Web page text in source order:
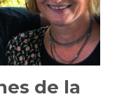
de la